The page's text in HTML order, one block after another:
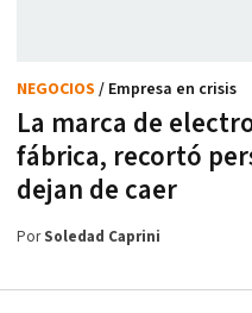
La marca de
fábrica, recortó
dejan de caer
NEGOCIOS / Empresa en crisis
PorSoledad Caprini